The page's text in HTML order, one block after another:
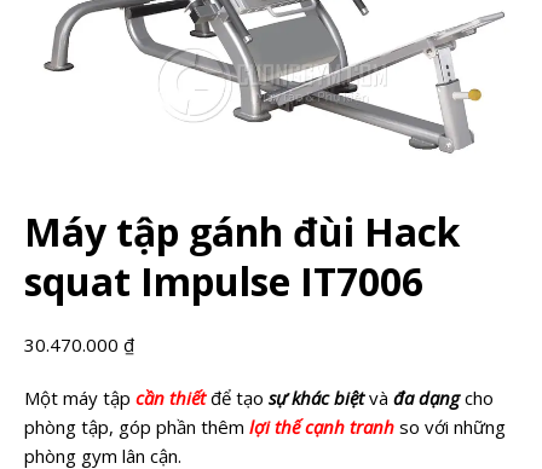
Máy tập gánh đùi Hack
squat Impulse IT7006
30.470.000 ₫
Một máy tập cần thiết để tạo sự khác biệtvà đa dạng cho
phòng tập, góp phần thêm lợi thế cạnh tranh so với những
phòng gym lân cận.